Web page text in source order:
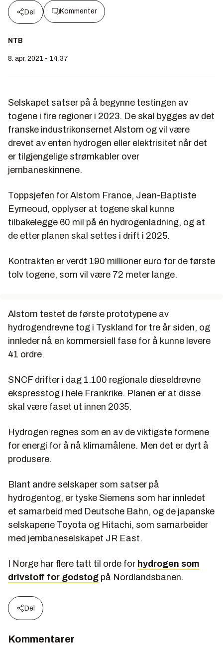
Del Kommenter
NTB
8. apr. 2021 - 14:37
Selskapet satser på å begynne testingen av
togene i fire regioner i 2023. De skal bygges av det
franske industrikonsernet Alstom og vil være
drevet av enten hydrogen eller elektrisitet når det
er tilgjengelige strømkabler over
jernbaneskinnene.
Toppsjefen for Alstom France, Jean-Baptiste
Eymeoud, opplyser at togene skal kunne
tilbakelegge 60 mil på én hydrogenladning, og at
de etter planen skal settes i drift i 2025.
Kontrakten er verdt 190 millioner euro for de første
tolv togene, som vil være 72 meter lange.
Alstom testet de første prototypene av
hydrogendrevne tog i Tyskland for tre år siden, og
innleder nå en kommersiell fase for å kunne levere
41 ordre.
SNCF drifter i dag 1.100 regionale dieseldrevne
ekspresstog i hele Frankrike. Planen er at disse
skal være faset ut innen 2035.
Hydrogen regnes som en av de viktigste formene
for energi for å nå klimamålene. Men det er dyrt å
produsere.
Blant andre selskaper som satser på
hydrogentog, er tyske Siemens som har innledet
et samarbeid med Deutsche Bahn, og de japanske
selskapene Toyota og Hitachi, som samarbeider
med jernbaneselskapet JR East.
I Norge har flere tatt til orde for hydrogen som
drivstoff for godstog på Nordlandsbanen.
Del
Kommentarer